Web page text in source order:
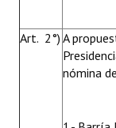
Huéspedes de
Antiguos
Art. 2°) A
nómina